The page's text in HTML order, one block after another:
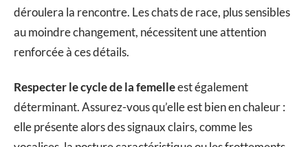
déroulera la rencontre. Les chats de race, plus sensibles
au moindre changement, nécessitent une attention
renforcée à ces détails.
Respecter le cycle de la femelleest également
déterminant. Assurez-vous qu’elle est bien en chaleur :
elle présente alors des signaux clairs, comme les